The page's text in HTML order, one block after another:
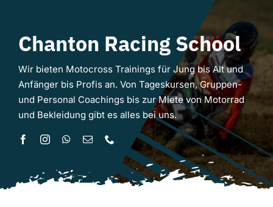
Chanton Racing School
Wir bieten Motocross Trainings für Jung bis Alt und
Anfänger bis Profis an. Von Tageskursen, Gruppen-
und Personal Coachings bis zur Miete von Motorrad
und Bekleidung gibt es alles bei uns.